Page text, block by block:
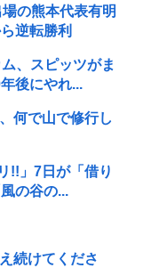
の熊本代表有明
逆転勝利
、スピッツがま
後にやれ...
何で山で修行し
!!」7日が「借り
の谷の...
続けてくださ